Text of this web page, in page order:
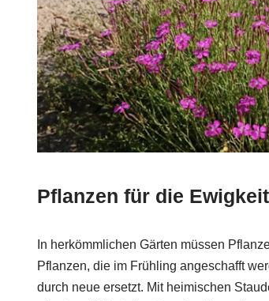
Pflanzen für die Ewigkeit
In herkömmlichen Gärten müssen
Pflanzen, die im Frühling angeschafft
durch neue ersetzt. Mit heimischen